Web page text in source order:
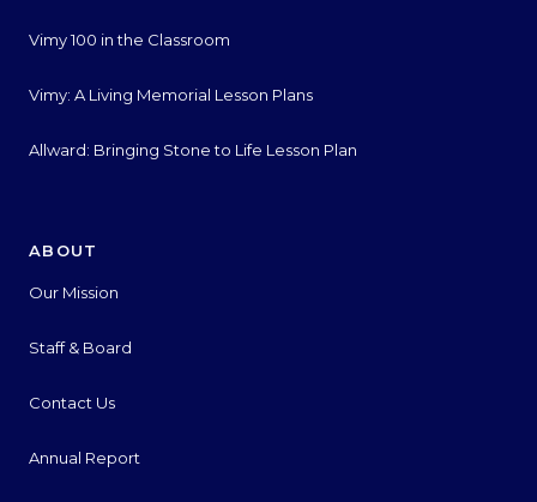
Vimy 100 in the Classroom
Vimy: A Living Memorial Lesson Plans
Allward: Bringing Stone to Life Lesson Plan
ABOUT
Our Mission
Staff & Board
Contact Us
Annual Report